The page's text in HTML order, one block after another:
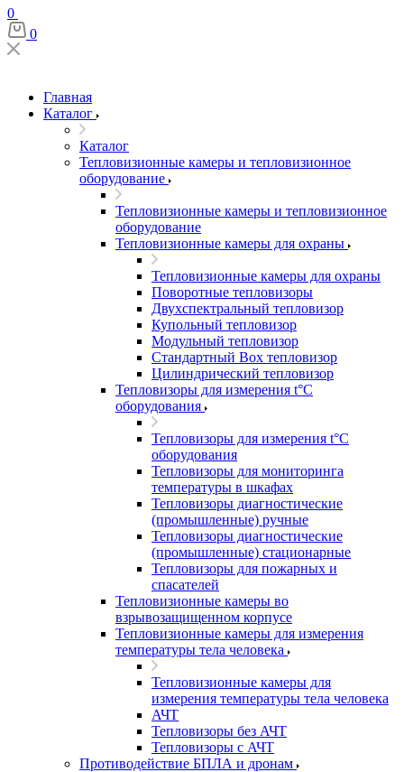
0
0
Главная
Каталог
Каталог
Тепловизионные камеры и тепловизионное
оборудование
Тепловизионные камеры и тепловизионное
оборудование
Тепловизионные камеры для охраны
Тепловизионные камеры для охраны
Поворотные тепловизоры
Двухспектральный тепловизор
Купольный тепловизор
Модульный тепловизор
Стандартный Box тепловизор
Цилиндрический тепловизор
Тепловизоры для измерения t°С
оборудования
Тепловизоры для измерения t°С
оборудования
Тепловизоры для мониторинга
температуры в шкафах
Тепловизоры диагностические
(промышленные) ручные
Тепловизоры диагностические
(промышленные) стационарные
Тепловизоры для пожарных и
спасателей
Тепловизионные камеры во
взрывозащищенном корпусе
Тепловизионные камеры для измерения
температуры тела человека
Тепловизионные камеры для
измерения температуры тела человека
АЧТ
Тепловизоры без АЧТ
Тепловизоры с АЧТ
Противодействие БПЛА и дронам